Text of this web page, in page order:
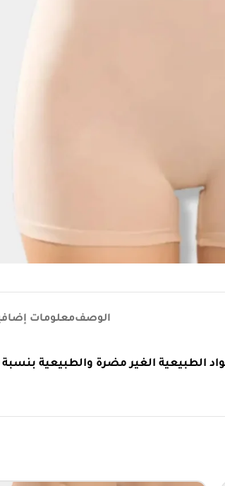
الوصفمعلومات
بنسبة 90 – 95 % وهي مريحة ومستوردة من افضل الشركات التركية ( جودة وراحة )